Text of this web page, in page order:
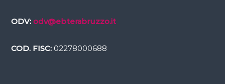
ODV: odv@ebterabruzzo.it
COD. FISC:02278000688